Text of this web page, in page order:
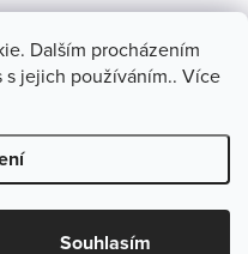
Dalším procházením
jejich používáním.. Více
Souhlasím
práva vyhrazena.Upravit